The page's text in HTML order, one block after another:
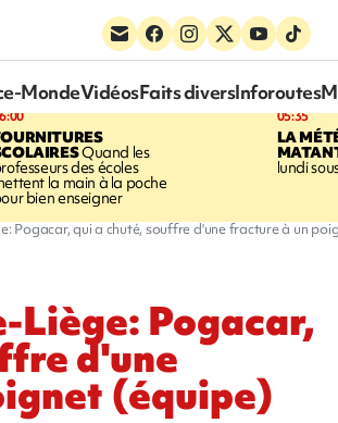
MondeVidéosFaits diversInforoutes
Quand les
des écoles
la main à la poche
bien enseigner
05:35
LA
lundi
Pogacar, qui a chuté, souffre d'une fracture à un
Liège: Pogacar,
d'une
(équipe)